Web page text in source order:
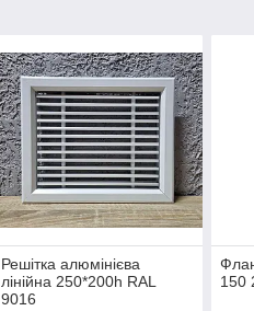
Решітка алюмінієва
лінійна 250*200h RAL
9016
150